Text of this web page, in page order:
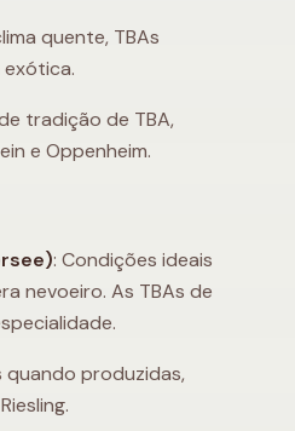
quente, TBAs
tradição de TBA,
e Oppenheim.
: Condições ideais
nevoeiro. As TBAs de
quando produzidas,